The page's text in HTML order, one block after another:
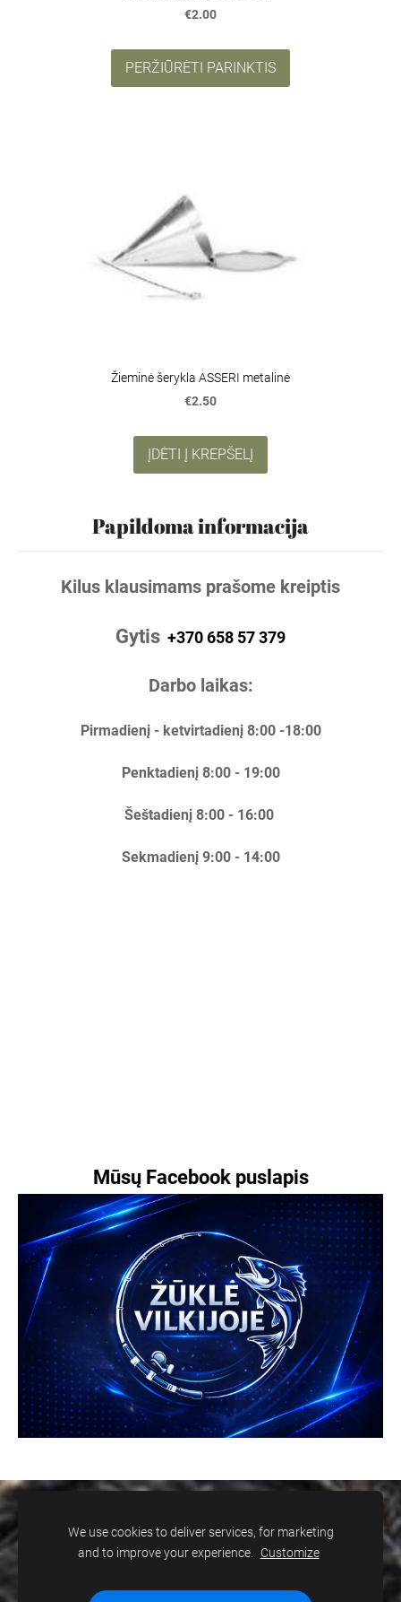
Papildoma informacija
Kilus klausimams prašome kreiptis
Gytis +370 658 57 379
Darbo laikas:
Pirmadienį - ketvirtadienį 8:00 -18:00
Penktadienį 8:00 - 19:00
Šeštadienį 8:00 - 16:00
Sekmadienį 9:00 - 14:00
Mūsų Facebook puslapis
€2.00
PERŽIŪRĖTI PARINKTIS
Žieminė šerykla ASSERI metalinė
€2.50
ĮDĖTI Į KREPŠELĮ
© 2026 MB WILD FISHING. Žūklė Vilkijoje. Visos teisės
We use cookies to deliver services, for marketing
and to improve your experience. Customize